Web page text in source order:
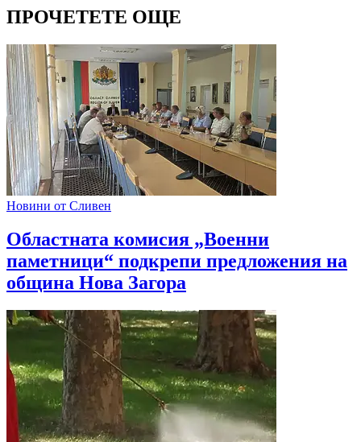
ПРОЧЕТЕТЕ ОЩЕ
Новини от Сливен
Областната комисия „Военни
паметници“ подкрепи предложения на
община Нова Загора